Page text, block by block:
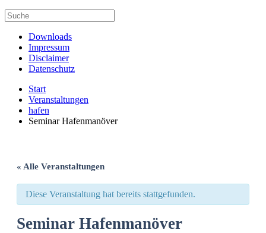
Downloads
Impressum
Disclaimer
Datenschutz
Start
Veranstaltungen
hafen
Seminar Hafenmanöver
« Alle Veranstaltungen
Diese Veranstaltung hat bereits stattgefunden.
Seminar Hafenmanöver